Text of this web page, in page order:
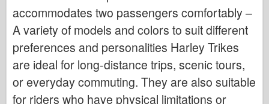
accommodates two passengers comfortably –
A variety of models and colors to suit different
preferences and personalities Harley Trikes
are ideal for long-distance trips, scenic tours,
or everyday commuting. They are also suitable
for riders who have physical limitations or